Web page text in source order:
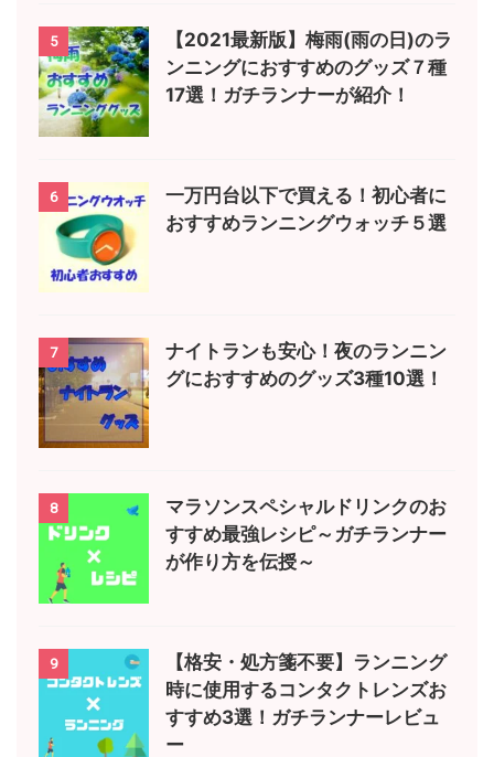
5
【2021最新版】梅雨(雨の日)のラ
ンニングにおすすめのグッズ７種
17選！ガチランナーが紹介！
6
一万円台以下で買える！初心者に
おすすめランニングウォッチ５選
7
ナイトランも安心！夜のランニン
グにおすすめのグッズ3種10選！
8
マラソンスペシャルドリンクのお
すすめ最強レシピ～ガチランナー
が作り方を伝授～
9
【格安・処方箋不要】ランニング
時に使用するコンタクトレンズお
すすめ3選！ガチランナーレビュ
ー